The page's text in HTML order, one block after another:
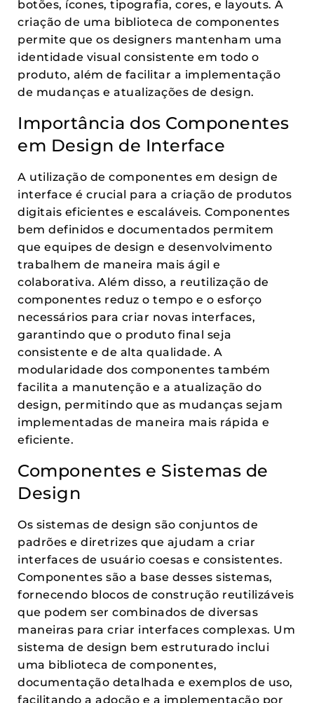
botões, ícones, tipografia, cores, e layouts. A
criação de uma biblioteca de componentes
permite que os designers mantenham uma
identidade visual consistente em todo o
produto, além de facilitar a implementação
de mudanças e atualizações de design.
Importância dos Componentes
em Design de Interface
A utilização de componentes em design de
interface é crucial para a criação de produtos
digitais eficientes e escaláveis. Componentes
bem definidos e documentados permitem
que equipes de design e desenvolvimento
trabalhem de maneira mais ágil e
colaborativa. Além disso, a reutilização de
componentes reduz o tempo e o esforço
necessários para criar novas interfaces,
garantindo que o produto final seja
consistente e de alta qualidade. A
modularidade dos componentes também
facilita a manutenção e a atualização do
design, permitindo que as mudanças sejam
implementadas de maneira mais rápida e
eficiente.
Componentes e Sistemas de
Design
Os sistemas de design são conjuntos de
padrões e diretrizes que ajudam a criar
interfaces de usuário coesas e consistentes.
Componentes são a base desses sistemas,
fornecendo blocos de construção reutilizáveis
que podem ser combinados de diversas
maneiras para criar interfaces complexas. Um
sistema de design bem estruturado inclui
uma biblioteca de componentes,
documentação detalhada e exemplos de uso,
facilitando a adoção e a implementação por